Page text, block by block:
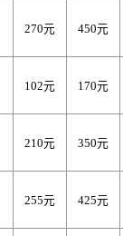
270元 450元
102元 170元
210元 350元
255元 425元